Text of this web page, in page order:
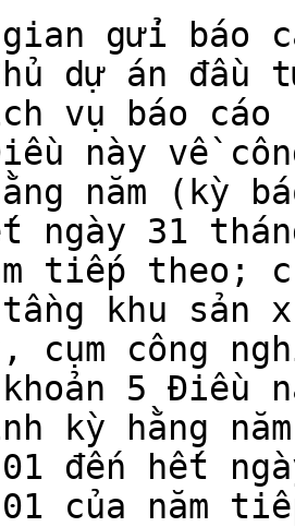
gửi báo
dự án
vụ báo
này về
năm (kỳ
ngày 31
tiếp theo;
tầng khu
cụm công
5 Điều
kỳ hằng
đến hết
của năm